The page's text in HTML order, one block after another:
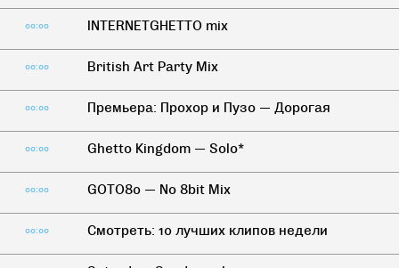
00:00 INTERNETGHETTO mix
00:00 British Art Party Mix
00:00 Премьера: Прохор и Пузо — Дорогая
00:00 Ghetto Kingdom — Solo*
00:00 GOTO80 — No 8bit Mix
00:00 Смотреть: 10 лучших клипов недели